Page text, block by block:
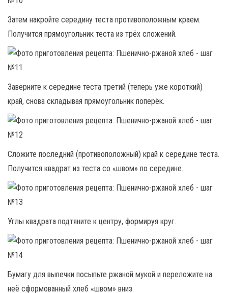
Затем накройте середину теста противоположным краем.
Получится прямоугольник теста из трёх сложений.
Заверните к середине теста третий (теперь уже короткий)
край, снова складывая прямоугольник поперёк.
Сложите последний (противоположный) край к середине теста.
Получится квадрат из теста со «швом» по середине.
Углы квадрата подтяните к центру, формируя круг.
Бумагу для выпечки посыпьте ржаной мукой и переложите на
неё сформованный хлеб «швом» вниз.